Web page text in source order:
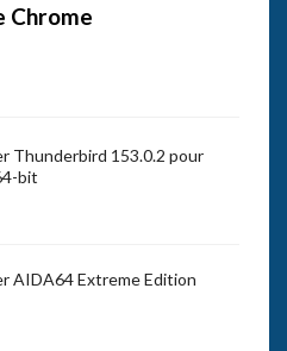
Chrome
Thunderbird 153.0.2 pour
bit
AIDA64 Extreme Edition